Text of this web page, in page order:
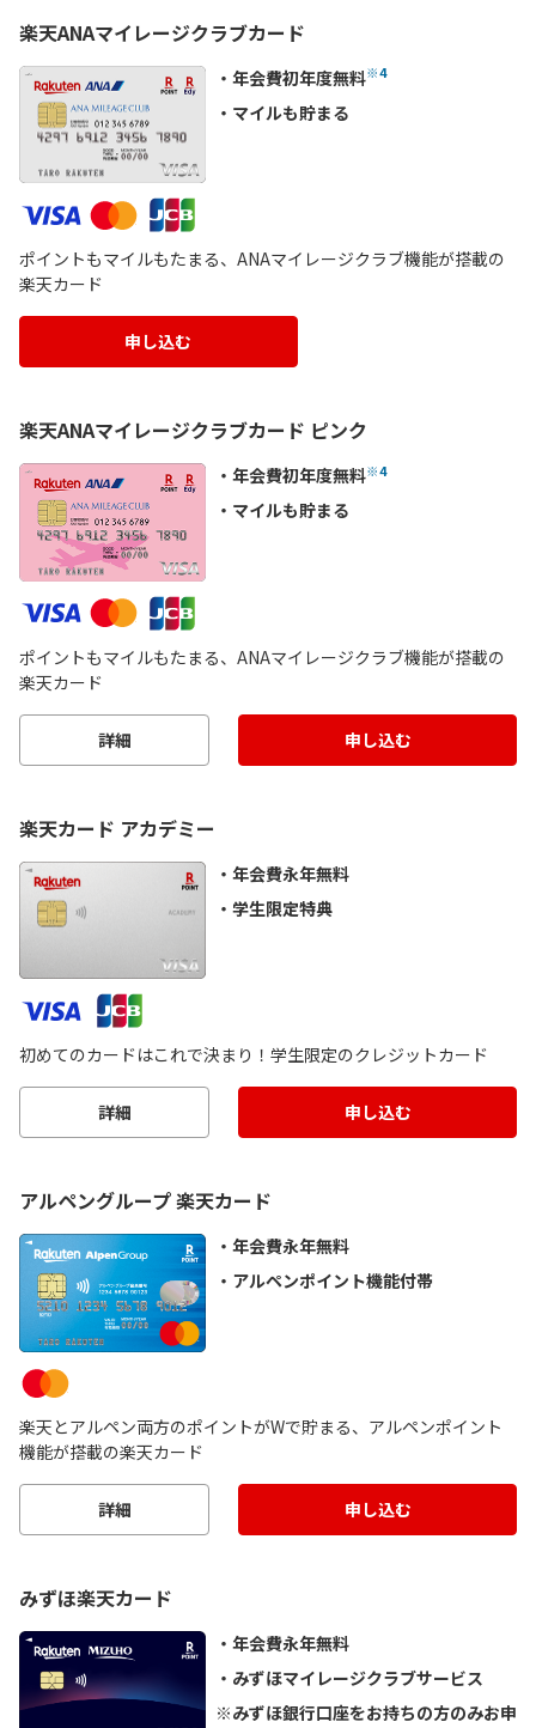
楽天ANAマイレージクラブカード
年会費初年度無料※4
マイルも貯まる
ポイントもマイルもたまる、ANAマイレージクラブ機能が搭載の
楽天カード
申し込む
楽天ANAマイレージクラブカード ピンク
年会費初年度無料※4
マイルも貯まる
ポイントもマイルもたまる、ANAマイレージクラブ機能が搭載の
楽天カード
詳細 申し込む
楽天カード アカデミー
年会費永年無料
学生限定特典
初めてのカードはこれで決まり！学生限定のクレジットカード
詳細 申し込む
アルペングループ 楽天カード
年会費永年無料
アルペンポイント機能付帯
楽天とアルペン両方のポイントがWで貯まる、アルペンポイント
機能が搭載の楽天カード
詳細 申し込む
みずほ楽天カード
年会費永年無料
みずほマイレージクラブサービス
※みずほ銀行口座をお持ちの方のみお申